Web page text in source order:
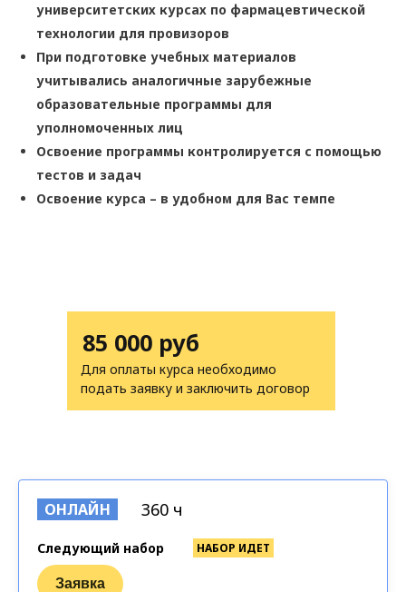
университетских курсах по фармацевтической
технологии для провизоров
При подготовке учебных материалов
учитывались аналогичные зарубежные
образовательные программы для
уполномоченных лиц
Освоение программы контролируется с помощью
тестов и задач
Освоение курса – в удобном для Вас темпе
85 000 руб
Для оплаты курса необходимо
подать заявку и заключить договор
ОНЛАЙН 360 ч
Следующий набор НАБОР ИДЕТ
Заявка